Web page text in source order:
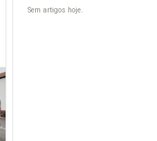
Sem artigos hoje.